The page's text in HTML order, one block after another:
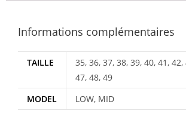
Informations complémentaires
TAILLE
35, 36, 37, 38, 39, 40, 41,
47, 48, 49
MODEL
LOW, MID